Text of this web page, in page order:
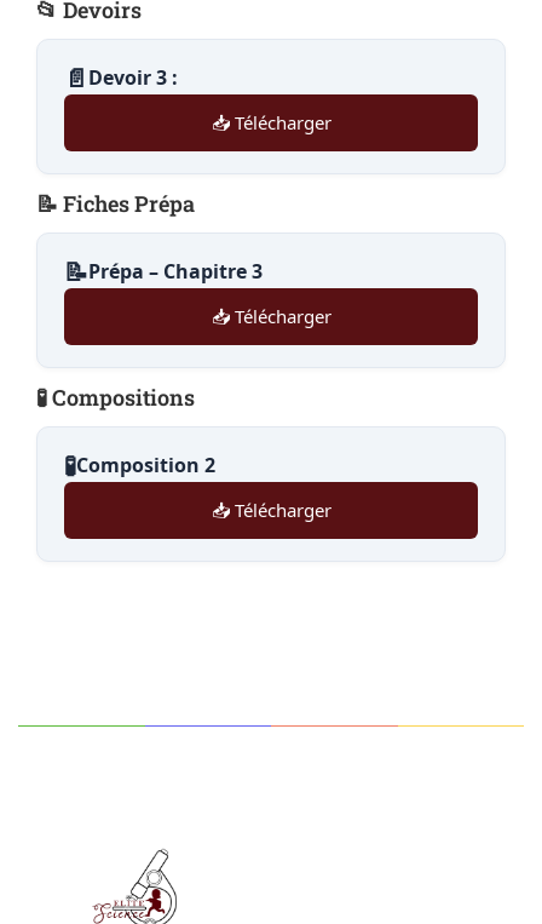
📂 Devoirs
📄 Devoir 3 :
📥 Télécharger
📝 Fiches Prépa
📝Prépa – Chapitre 3
📥 Télécharger
🧪 Compositions
🧪Composition 2
📥 Télécharger